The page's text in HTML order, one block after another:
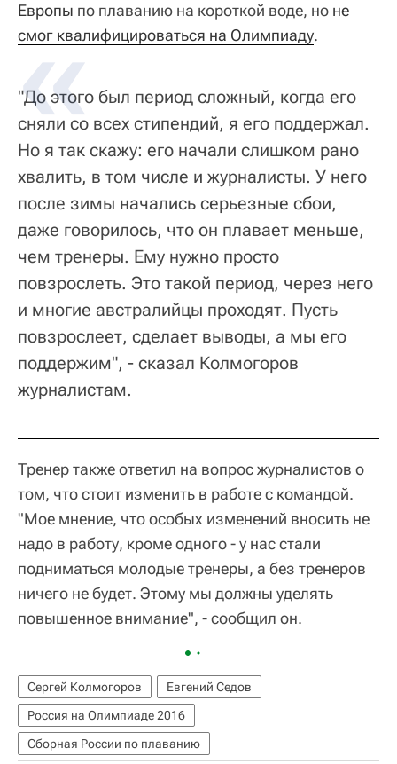
Европы по плаванию на короткой воде, но не
смог квалифицироваться на Олимпиаду.
"До этого был период сложный, когда его
сняли со всех стипендий, я его поддержал.
Но я так скажу: его начали слишком рано
хвалить, в том числе и журналисты. У него
после зимы начались серьезные сбои,
даже говорилось, что он плавает меньше,
чем тренеры. Ему нужно просто
повзрослеть. Это такой период, через него
и многие австралийцы проходят. Пусть
повзрослеет, сделает выводы, а мы его
поддержим", - сказал Колмогоров
журналистам.
Тренер также ответил на вопрос журналистов о
том, что стоит изменить в работе с командой.
"Мое мнение, что особых изменений вносить не
надо в работу, кроме одного - у нас стали
подниматься молодые тренеры, а без тренеров
ничего не будет. Этому мы должны уделять
повышенное внимание", - сообщил он.
Сергей Колмогоров
Евгений Седов
Россия на Олимпиаде 2016
Сборная России по плаванию